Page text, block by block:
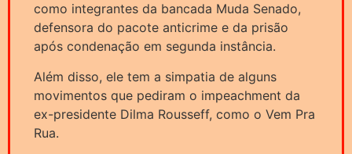
como integrantes da bancada Muda Senado,
defensora do pacote anticrime e da prisão
após condenação em segunda instância.
Além disso, ele tem a simpatia de alguns
movimentos que pediram o impeachment da
ex-presidente Dilma Rousseff, como o Vem Pra
Rua.